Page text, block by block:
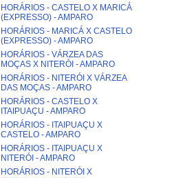
HORÁRIOS - CASTELO X MARICÁ
(EXPRESSO) - AMPARO
HORÁRIOS - MARICÁ X CASTELO
(EXPRESSO) - AMPARO
HORÁRIOS - VÁRZEA DAS
MOÇAS X NITERÓI - AMPARO
HORÁRIOS - NITERÓI X VÁRZEA
DAS MOÇAS - AMPARO
HORÁRIOS - CASTELO X
ITAIPUAÇU - AMPARO
HORÁRIOS - ITAIPUAÇU X
CASTELO - AMPARO
HORÁRIOS - ITAIPUAÇU X
NITERÓI - AMPARO
HORÁRIOS - NITERÓI X